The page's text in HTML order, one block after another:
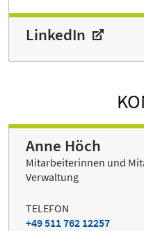
LinkedIn
Anne Höch
Mitarbeiterinnen und
Verwaltung
TELEFON
+49 511 762 12257